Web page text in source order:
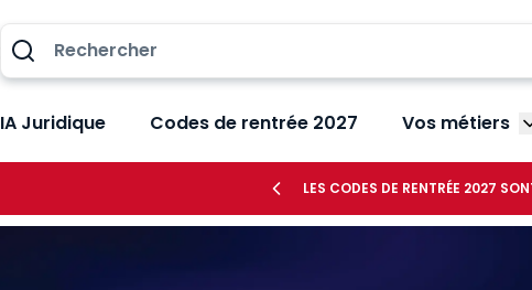
IA Juridique Codes de rentrée 2027 Vos métiers
LES CODES DE RENTRÉE 2027